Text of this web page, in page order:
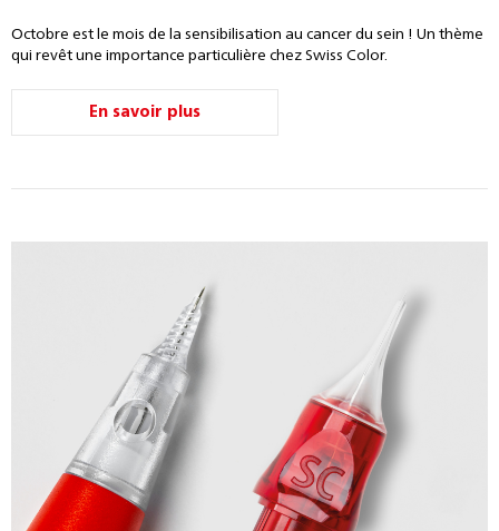
Octobre est le mois de la sensibilisation au cancer du sein ! Un thème
qui revêt une importance particulière chez Swiss Color.
En savoir plus